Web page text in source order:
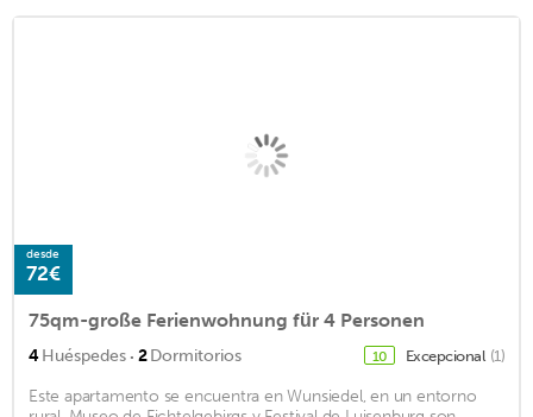
desde
72€
75qm-große Ferienwohnung für 4 Personen
4Huéspedes · 2Dormitorios 10 Excepcional (1)
Este apartamento se encuentra en Wunsiedel, en un entorno